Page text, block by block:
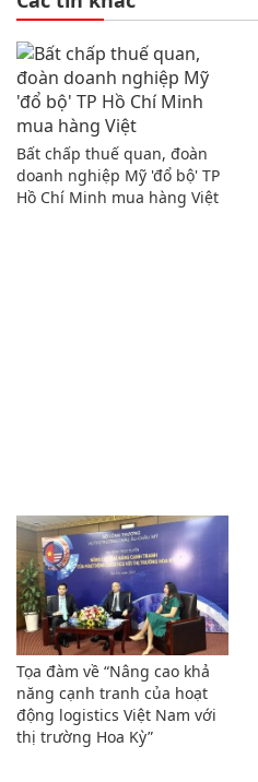
Bất chấp thuế quan, đoàn
doanh nghiệp Mỹ 'đổ bộ' TP
Hồ Chí Minh mua hàng Việt
Tọa đàm về “Nâng cao khả
năng cạnh tranh của hoạt
động logistics Việt Nam với
thị trường Hoa Kỳ”